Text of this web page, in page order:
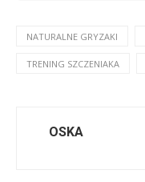
NATURALNE GRYZAKI
TRENING SZCZENIAKA
OSKA